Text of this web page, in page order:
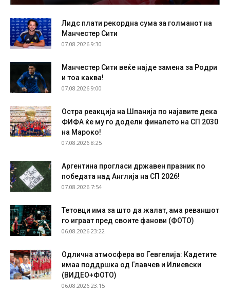
Лидс плати рекордна сума за голманот на
Манчестер Сити
07.08.2026 9:30
Манчестер Сити веќе најде замена за Родри
и тоа каква!
07.08.2026 9:00
Остра реакција на Шпанија по најавите дека
ФИФА ќе му го додели финалето на СП 2030
на Мароко!
07.08.2026 8:25
Аргентина прогласи државен празник по
победата над Англија на СП 2026!
07.08.2026 7:54
Тетовци има за што да жалат, ама реваншот
го играат пред своите фанови (ФОТО)
06.08.2026 23:22
Одлична атмосфера во Гевгелија: Кадетите
имаа поддршка од Главчев и Илиевски
(ВИДЕО+ФОТО)
06.08.2026 23:15